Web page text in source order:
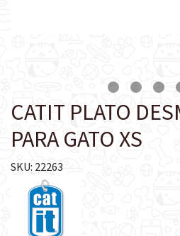
CATIT PLATO
PARA GATO XS
SKU: 22263